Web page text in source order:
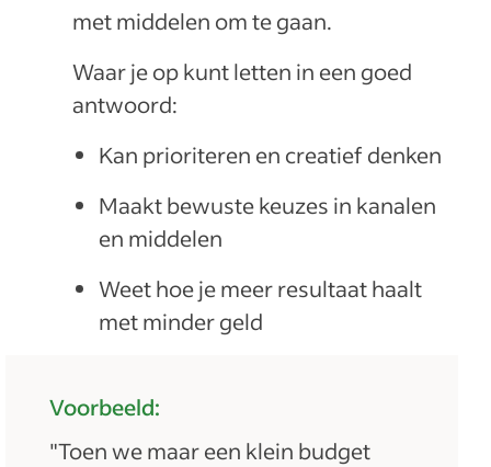
met middelen om te gaan.
Waar je op kunt letten in een goed
antwoord:
Kan prioriteren en creatief denken
Maakt bewuste keuzes in kanalen
en middelen
Weet hoe je meer resultaat haalt
met minder geld
Voorbeeld:
"Toen we maar een klein budget